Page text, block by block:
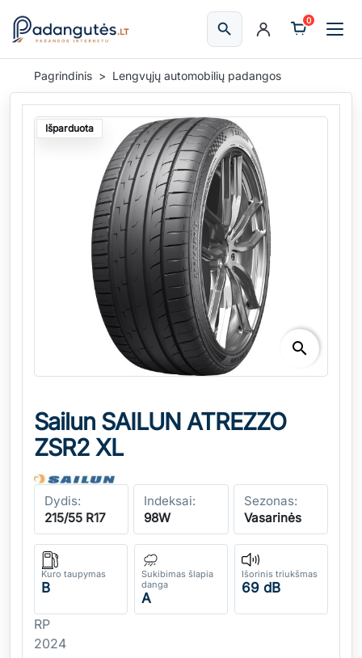
searchIeškoti
0
Pagrindinis Lengvųjų automobilių padangos
Išparduota
search
Sailun SAILUN ATREZZO
ZSR2 XL
Dydis:
215/55 R17
Indeksai:
98W
Sezonas:
Vasarinės
Kuro taupymas
B
Sukibimas šlapia
danga
A
Išorinis triukšmas
69 dB
RP
2024